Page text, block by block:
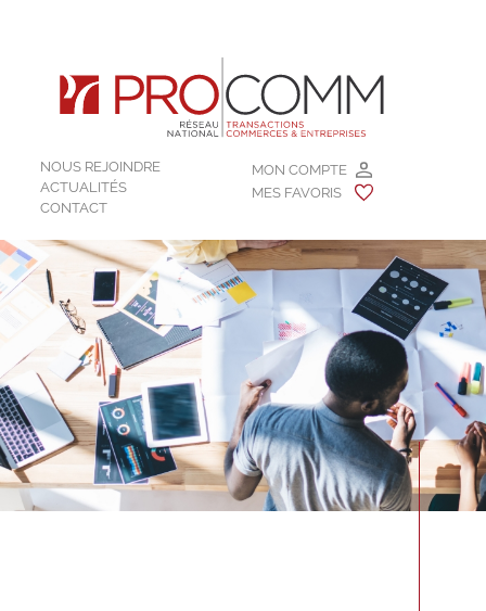
MON COMPTE
MES FAVORIS
NOUS REJOINDRE
ACTUALITÉS
CONTACT